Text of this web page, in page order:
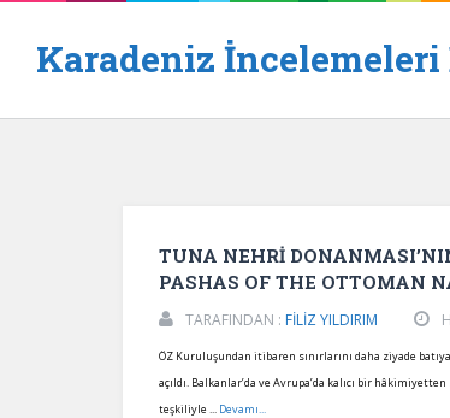
Karadeniz İncelemeleri
TUNA NEHRİ
PASHAS OF THE OTTOMAN
TARAFINDAN : FİLİZ YILDIRIM
ÖZ Kuruluşundan itibaren sınırlarını daha ziyade
açıldı. Balkanlar’da ve Avrupa’da kalıcı bir
teşkiliyle ... Devamı...